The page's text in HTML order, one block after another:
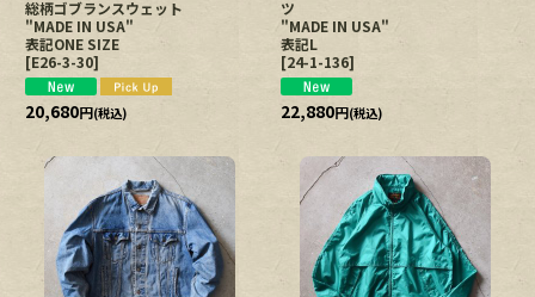
総柄ゴブランスウェット
"MADE IN USA"
表記ONE SIZE
[E26-3-30]
20,680円(税込)
ツ
"MADE IN USA"
表記L
[24-1-136]
22,880円(税込)